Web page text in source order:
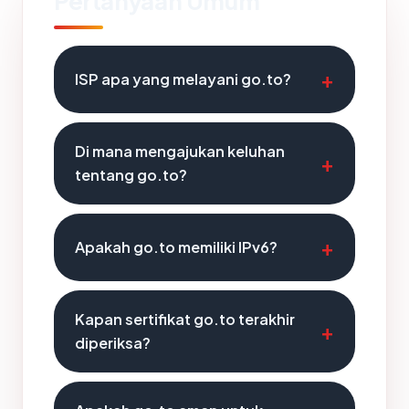
ISP apa yang melayani go.to?
Di mana mengajukan keluhan
tentang go.to?
Apakah go.to memiliki IPv6?
Kapan sertifikat go.to terakhir
diperiksa?